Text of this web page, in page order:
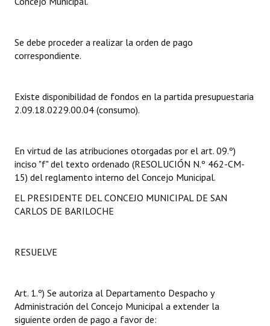
Dictámenes Asesoría Letrada
Informes de Unidad Coordinadora
Actas de Audiencias Públicas
Comunicaciones
Declaraciones
Resoluciones
Antiguos Pobladores
Noticias Destacadas
Se debe proceder a realizar la orden de pago
correspondiente.
Existe disponibilidad de fondos en la partida presupuestaria
2.09.18.0229.00.04 (consumo).
En virtud de las atribuciones otorgadas por el art. 09.º)
inciso "f" del texto ordenado (RESOLUCIÓN N.º 462-CM-
15) del reglamento interno del Concejo Municipal.
EL PRESIDENTE DEL CONCEJO MUNICIPAL DE SAN
CARLOS DE BARILOCHE
RESUELVE
Art. 1.º) Se autoriza al Departamento Despacho y
Administración del Concejo Municipal a extender la
siguiente orden de pago a favor de: